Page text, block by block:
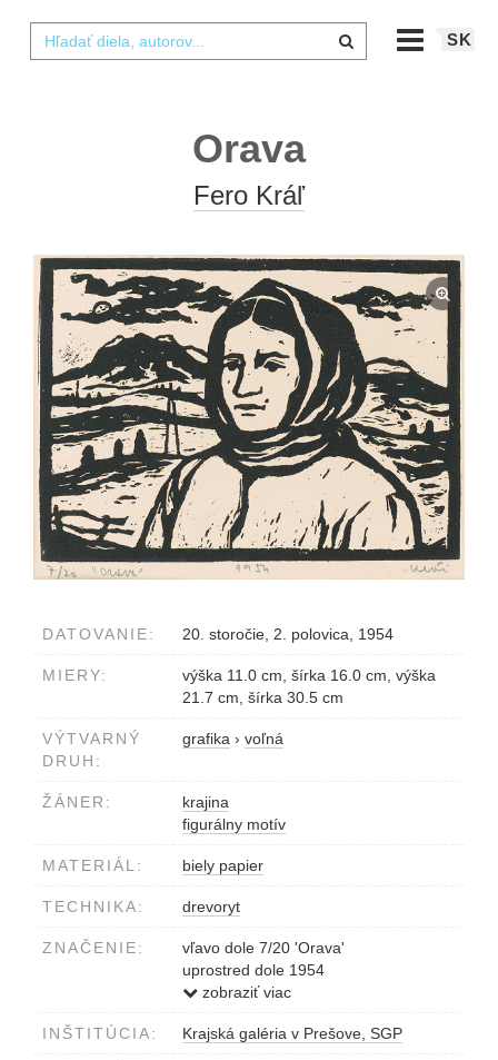
SK
Orava
Fero Kráľ
DATOVANIE: 20. storočie, 2. polovica, 1954
MIERY:
výška 11.0 cm, šírka 16.0 cm, výška
21.7 cm, šírka 30.5 cm
VÝTVARNÝ
DRUH:
grafika › voľná
ŽÁNER:
krajina
figurálny motív
MATERIÁL: biely papier
TECHNIKA: drevoryt
ZNAČENIE:
vľavo dole 7/20 'Orava'
uprostred dole 1954
vpravo dole Kráľ
zobraziť viac
INŠTITÚCIA: Krajská galéria v Prešove, SGP